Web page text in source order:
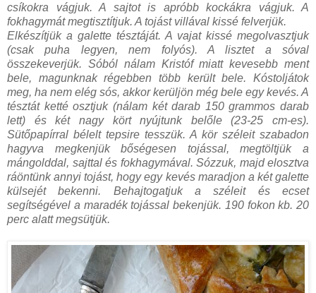
csíkokra vágjuk. A sajtot is apróbb kockákra vágjuk. A
fokhagymát megtisztítjuk. A tojást villával kissé felverjük.
Elkészítjük a galette tésztáját. A vajat kissé megolvasztjuk
(csak puha legyen, nem folyós). A lisztet a sóval
összekeverjük. Sóból nálam Kristóf miatt kevesebb ment
bele, magunknak régebben több került bele. Kóstoljátok
meg, ha nem elég sós, akkor kerüljön még bele egy kevés. A
tésztát ketté osztjuk (nálam két darab 150 grammos darab
lett) és két nagy kört nyújtunk belőle (23-25 cm-es).
Sütőpapírral bélelt tepsire tesszük.A kör széleit szabadon
hagyva megkenjük bőségesen tojással, megtöltjük a
mángolddal, sajttal és fokhagymával. Sózzuk, majd elosztva
ráöntünk annyi tojást, hogy egy kevés maradjon a két galette
külsejét bekenni. Behajtogatjuk a széleit és ecset
segítségével a maradék tojással bekenjük. 190 fokon kb. 20
perc alatt megsütjük.